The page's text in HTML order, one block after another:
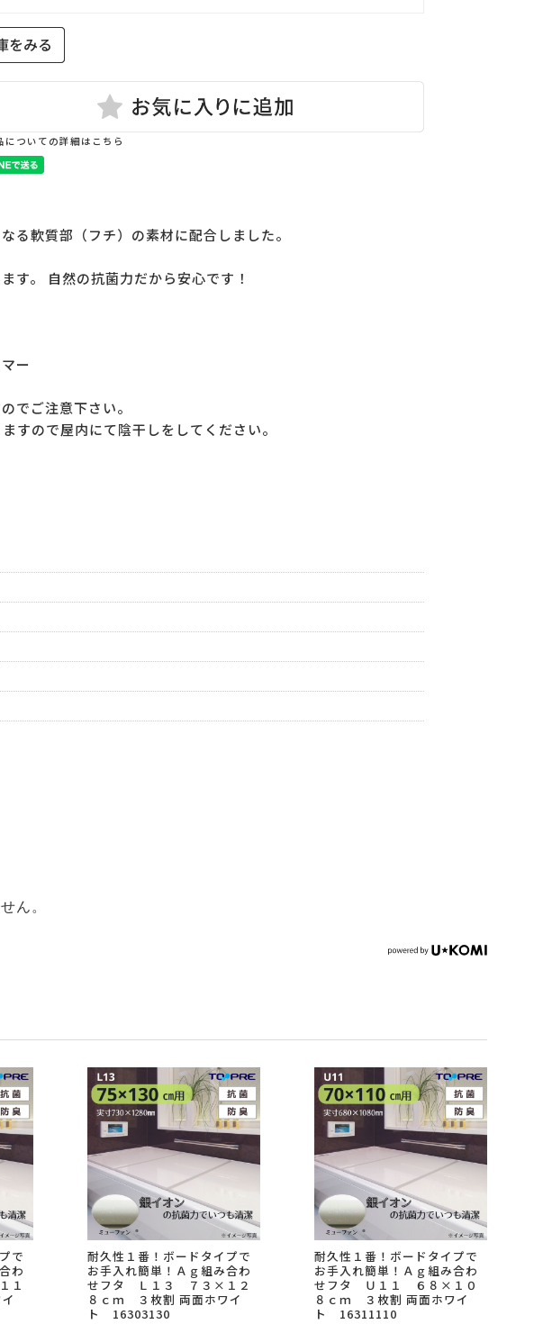
についての詳細はこちら
る軟質部（フチ）の素材に配合しました。
す。 自然の抗菌力だから安心です！
ー
でご注意下さい。
ので屋内にて陰干しをしてください。
ん。
で
わ
１
耐久性１番！ボードタイプで
お手入れ簡単！Ａｇ組み合わ
せフタ Ｌ１３ ７３×１２
８ｃｍ ３枚割 両面ホワイ
ト 16303130
耐久性１番！ボードタイプで
お手入れ簡単！Ａｇ組み合わ
せフタ Ｕ１１ ６８×１０
８ｃｍ ３枚割 両面ホワイ
ト 16311110